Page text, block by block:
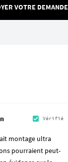
VOTRE DEMANDE
Vérifié
montage ultra
pourraient peut-